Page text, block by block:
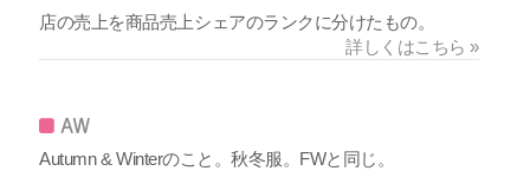
店の売上を商品売上シェアのランクに分けたもの。
詳しくはこちら »
AW
Autumn & Winterのこと。秋冬服。FWと同じ。